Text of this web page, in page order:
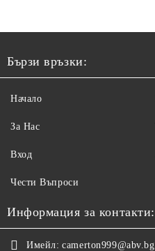
Бързи връзки:
Начало
За Нас
Вход
Чести Въпроси
Информация за контакти:
Имейл: camerton999@abv.bg